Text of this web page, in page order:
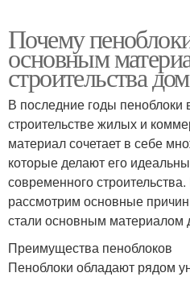
Почему
основным
строительства
В последние годы пеноблоки
строительстве жилых и
материал сочетает в себе
которые делают его
современного
рассмотрим основные
стали основным материалом
Преимущества пеноблоков
Пеноблоки обладают рядом